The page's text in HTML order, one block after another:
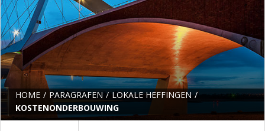
HOME PARAGRAFEN
LOKALE HEFFINGEN
KOSTENONDERBOUWING